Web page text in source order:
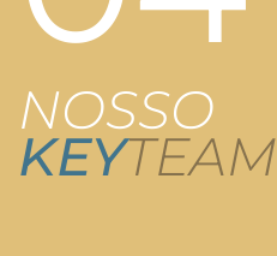
NOSSO
KEYTEAM